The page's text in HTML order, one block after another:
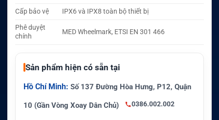
Cấp bảo vệ
IPX6 và IPX8 toàn bộ thiết bị
Phê duyệt
chính
MED Wheelmark, ETSI EN 301 466
Sản phẩm hiện có sẵn tại
Hồ Chí Minh: Số 137 Đường Hòa Hưng, P12, Quận
10 (Gần Vòng Xoay Dân Chủ) 0386.002.002